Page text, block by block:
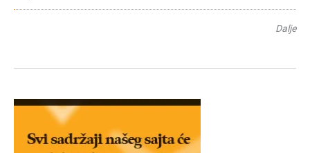
Dalje